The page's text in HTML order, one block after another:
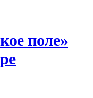
поле»